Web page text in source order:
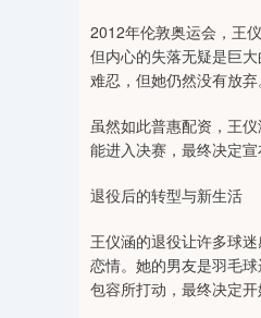
2012年伦敦奥运会，王
但内心的失落无疑是巨
难忍，但她仍然没有放弃
虽然如此普惠配资，王
能进入决赛，最终决定宣
退役后的转型与新生活
王仪涵的退役让许多球
恋情。她的男友是羽毛
包容所打动，最终决定